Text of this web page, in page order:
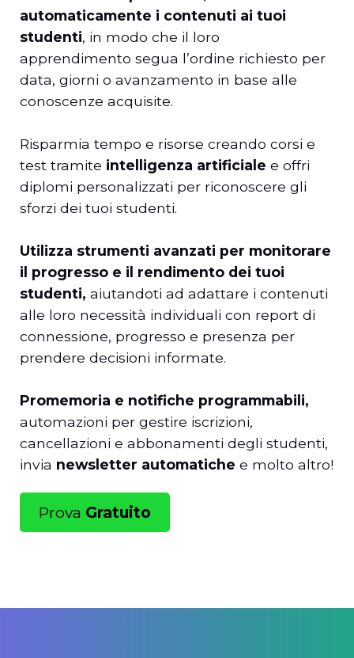
automaticamente i contenuti ai tuoi
studenti, in modo che il loro
apprendimento segua l’ordine richiesto per
data, giorni o avanzamento in base alle
conoscenze acquisite.
Risparmia tempo e risorse creando corsi e
test tramite intelligenza artificiale e offri
diplomi personalizzati per riconoscere gli
sforzi dei tuoi studenti.
Utilizza strumenti avanzati per monitorare
il progresso e il rendimento dei tuoi
studenti, aiutandoti ad adattare i contenuti
alle loro necessità individuali con report di
connessione, progresso e presenza per
prendere decisioni informate.
Promemoria e notifiche programmabili,
automazioni per gestire iscrizioni,
cancellazioni e abbonamenti degli studenti,
invia newsletter automatiche e molto altro!
Prova Gratuito